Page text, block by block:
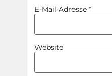
E-Mail-Adresse*
Website